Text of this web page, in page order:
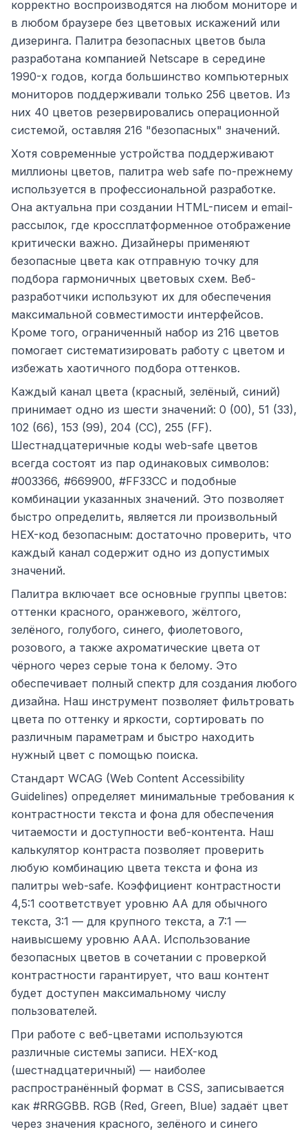
корректно воспроизводятся на любом мониторе и
в любом браузере без цветовых искажений или
дизеринга. Палитра безопасных цветов была
разработана компанией Netscape в середине
1990-х годов, когда большинство компьютерных
мониторов поддерживали только 256 цветов. Из
них 40 цветов резервировались операционной
системой, оставляя 216 "безопасных" значений.
Хотя современные устройства поддерживают
миллионы цветов, палитра web safe по-прежнему
используется в профессиональной разработке.
Она актуальна при создании HTML-писем и email-
рассылок, где кроссплатформенное отображение
критически важно. Дизайнеры применяют
безопасные цвета как отправную точку для
подбора гармоничных цветовых схем. Веб-
разработчики используют их для обеспечения
максимальной совместимости интерфейсов.
Кроме того, ограниченный набор из 216 цветов
помогает систематизировать работу с цветом и
избежать хаотичного подбора оттенков.
Каждый канал цвета (красный, зелёный, синий)
принимает одно из шести значений: 0 (00), 51 (33),
102 (66), 153 (99), 204 (CC), 255 (FF).
Шестнадцатеричные коды web-safe цветов
всегда состоят из пар одинаковых символов:
#003366, #669900, #FF33CC и подобные
комбинации указанных значений. Это позволяет
быстро определить, является ли произвольный
HEX-код безопасным: достаточно проверить, что
каждый канал содержит одно из допустимых
значений.
Палитра включает все основные группы цветов:
оттенки красного, оранжевого, жёлтого,
зелёного, голубого, синего, фиолетового,
розового, а также ахроматические цвета от
чёрного через серые тона к белому. Это
обеспечивает полный спектр для создания любого
дизайна. Наш инструмент позволяет фильтровать
цвета по оттенку и яркости, сортировать по
различным параметрам и быстро находить
нужный цвет с помощью поиска.
Стандарт WCAG (Web Content Accessibility
Guidelines) определяет минимальные требования к
контрастности текста и фона для обеспечения
читаемости и доступности веб-контента. Наш
калькулятор контраста позволяет проверить
любую комбинацию цвета текста и фона из
палитры web-safe. Коэффициент контрастности
4,5:1 соответствует уровню AA для обычного
текста, 3:1 — для крупного текста, а 7:1 —
наивысшему уровню AAA. Использование
безопасных цветов в сочетании с проверкой
контрастности гарантирует, что ваш контент
будет доступен максимальному числу
пользователей.
При работе с веб-цветами используются
различные системы записи. HEX-код
(шестнадцатеричный) — наиболее
распространённый формат в CSS, записывается
как #RRGGBB. RGB (Red, Green, Blue) задаёт цвет
через значения красного, зелёного и синего